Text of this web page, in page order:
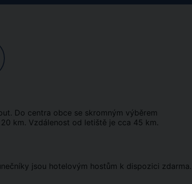
Do centra obce se skromným výběrem
km. Vzdálenost od letiště je cca 45 km.
jsou hotelovým hostům k dispozici zdarma.